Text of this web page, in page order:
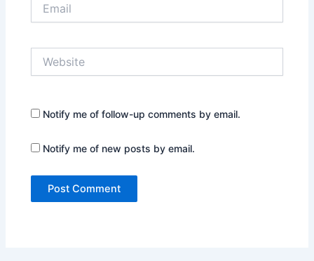
Notify me of follow-up comments by email.
Notify me of new posts by email.